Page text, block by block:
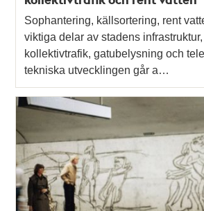
Sophantering, källsortering, rent
viktiga delar av stadens
kollektivtrafik, gatubelysning och
tekniska utvecklingen går a…